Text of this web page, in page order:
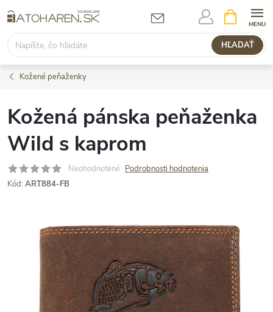
na
obsah
HĽADAŤ
KOŠÍK
Kožené peňaženky
Kožená pánska peňaženka
Wild s kaprom
Neohodnotené Podrobnosti hodnotenia
Kód: ART884-FB